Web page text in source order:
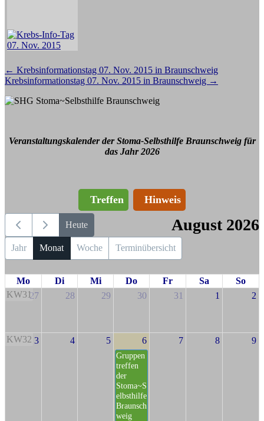
Beitragsnavigation
← Krebsinformationstag 07. Nov. 2015 in Braunschweig
Krebsinformationstag 07. Nov. 2015 in Braunschweig →
Veranstaltungskalender der Stoma-Selbsthilfe Braunschweig für
das Jahr 2026
Treffen Hinweis
Heute August 2026
Jahr Monat Woche Terminübersicht
Mo Di Mi Do Fr Sa
So
KW3127 28 29 30 31 1 2
KW32 3 4 5 6
Gruppen
treffen
der
Stoma~S
elbsthilfe
Braunsch
weig
7 8 9